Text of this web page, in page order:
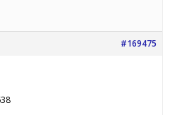
#169475